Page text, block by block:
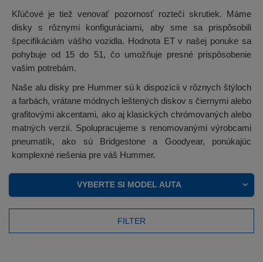
Kľúčové je tiež venovať pozornosť rozteči skrutiek. Máme
disky s rôznymi konfiguráciami, aby sme sa prispôsobili
špecifikáciám vášho vozidla. Hodnota ET v našej ponuke sa
pohybuje od 15 do 51, čo umožňuje presné prispôsobenie
vašim potrebám.
Naše alu disky pre Hummer sú k dispozícii v rôznych štýloch
a farbách, vrátane módnych leštených diskov s čiernymi alebo
grafitovými akcentami, ako aj klasických chrómovaných alebo
matných verzií. Spolupracujeme s renomovanými výrobcami
pneumatík, ako sú Bridgestone a Goodyear, ponúkajúc
komplexné riešenia pre váš Hummer.
VYBERTE SI MODEL AUTA
FILTER